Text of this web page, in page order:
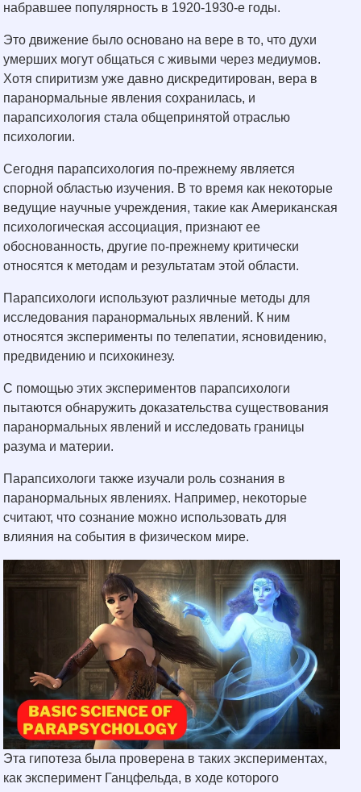
набравшее популярность в 1920-1930-е годы.
Это движение было основано на вере в то, что духи
умерших могут общаться с живыми через медиумов.
Хотя спиритизм уже давно дискредитирован, вера в
паранормальные явления сохранилась, и
парапсихология стала общепринятой отраслью
психологии.
Сегодня парапсихология по-прежнему является
спорной областью изучения. В то время как некоторые
ведущие научные учреждения, такие как Американская
психологическая ассоциация, признают ее
обоснованность, другие по-прежнему критически
относятся к методам и результатам этой области.
Парапсихологи используют различные методы для
исследования паранормальных явлений. К ним
относятся эксперименты по телепатии, ясновидению,
предвидению и психокинезу.
С помощью этих экспериментов парапсихологи
пытаются обнаружить доказательства существования
паранормальных явлений и исследовать границы
разума и материи.
Парапсихологи также изучали роль сознания в
паранормальных явлениях. Например, некоторые
считают, что сознание можно использовать для
влияния на события в физическом мире.
Эта гипотеза была проверена в таких экспериментах,
как эксперимент Ганцфельда, в ходе которого